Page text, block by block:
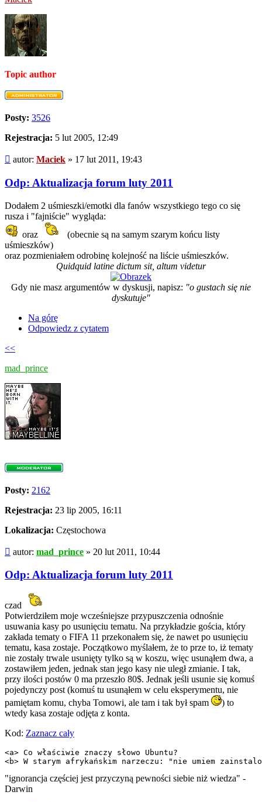
Topic author
Posty: 3526
Rejestracja: 5 lut 2005, 12:49
Post
autor: Maciek » 17 lut 2011, 19:43
Odp: Aktualizacja forum luty 2011
Dodałem 2 uśmieszki/emotki dla fanów wszystkiego tego co się
rusza i "fajniście" wygląda:
oraz
(obecnie są na samym szarym końcu listy
uśmieszków)
oraz pozmieniałem odrobinę kolejność na liście uśmieszków.
Quidquid latine dictum sit, altum videtur
Gdy nie masz argumentów w dyskusji, napisz: "o gustach się nie
dyskutuje"
Na górę
Odpowiedz z cytatem
<<
mad_prince
Posty: 2162
Rejestracja: 23 lip 2005, 16:11
Lokalizacja: Częstochowa
Post
autor: mad_prince » 20 lut 2011, 10:44
Odp: Aktualizacja forum luty 2011
czad
Potwierdziłem moje wcześniejsze przypuszczenia odnośnie
usuwania kasy po usunięciu tematu. Na przykładzie gościa, który
zakłada tematy o FIFA 11 przekonałem się, że nawet po usunięciu
tematu, kasa zostaje. Początkowo myślałem, że to prze to, iż tematy
nie zostały trwale usunięty tylko są w koszu, więc usunąłem dwa, a
zostawiłem jeden, jednak stan jego kasy nie uległ zmianie. I tak,
przy ilości postów 0 ma przeszło 80$. Jednak jeśli usunie się komuś
pojedynczy post (komuś tu usunąłem w celu eksperymentu, nie
pamiętam komu, chyba Tomowi, ale tam i tak był spam
) to
wtedy kasa zostaje odjęta z konta.
Kod: Zaznacz cały
<a> Co właściwie znaczy słowo Ubuntu?
<b> W starym afrykańskim narzeczu: "nie umiem
"ignorancja częściej jest przyczyną pewności siebie niż wiedza" -
Darwin